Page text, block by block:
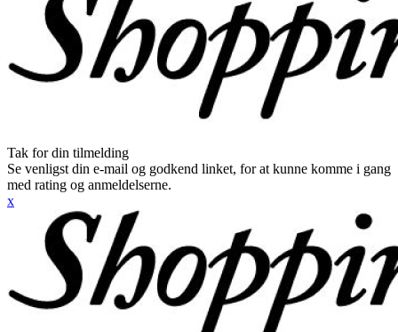
Tak for din tilmelding
Se venligst din e-mail og godkend linket, for at kunne komme i gang
med rating og anmeldelserne.
x